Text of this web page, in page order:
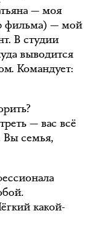
— моя
фильма) — мой
В студии
выводится
Командует:
— вас всё
Вы семья,
какой-